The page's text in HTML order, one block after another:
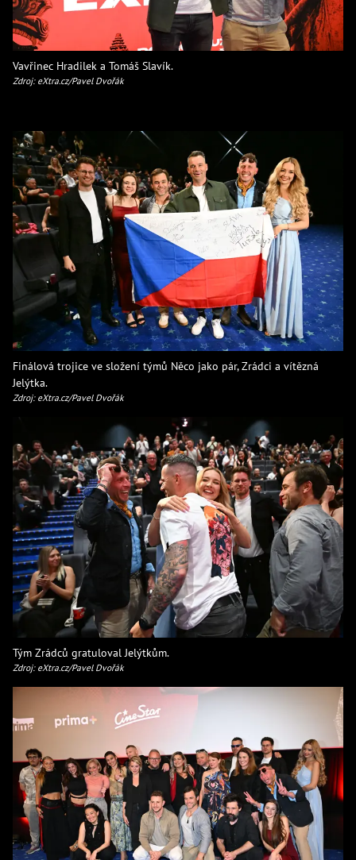
Vavřinec Hradilek a Tomáš Slavík.
Zdroj: eXtra.cz/Pavel Dvořák
Finálová trojice ve složení týmů Něco jako pár, Zrádci a vítězná
Jelýtka.
Zdroj: eXtra.cz/Pavel Dvořák
Tým Zrádců gratuloval Jelýtkům.
Zdroj: eXtra.cz/Pavel Dvořák